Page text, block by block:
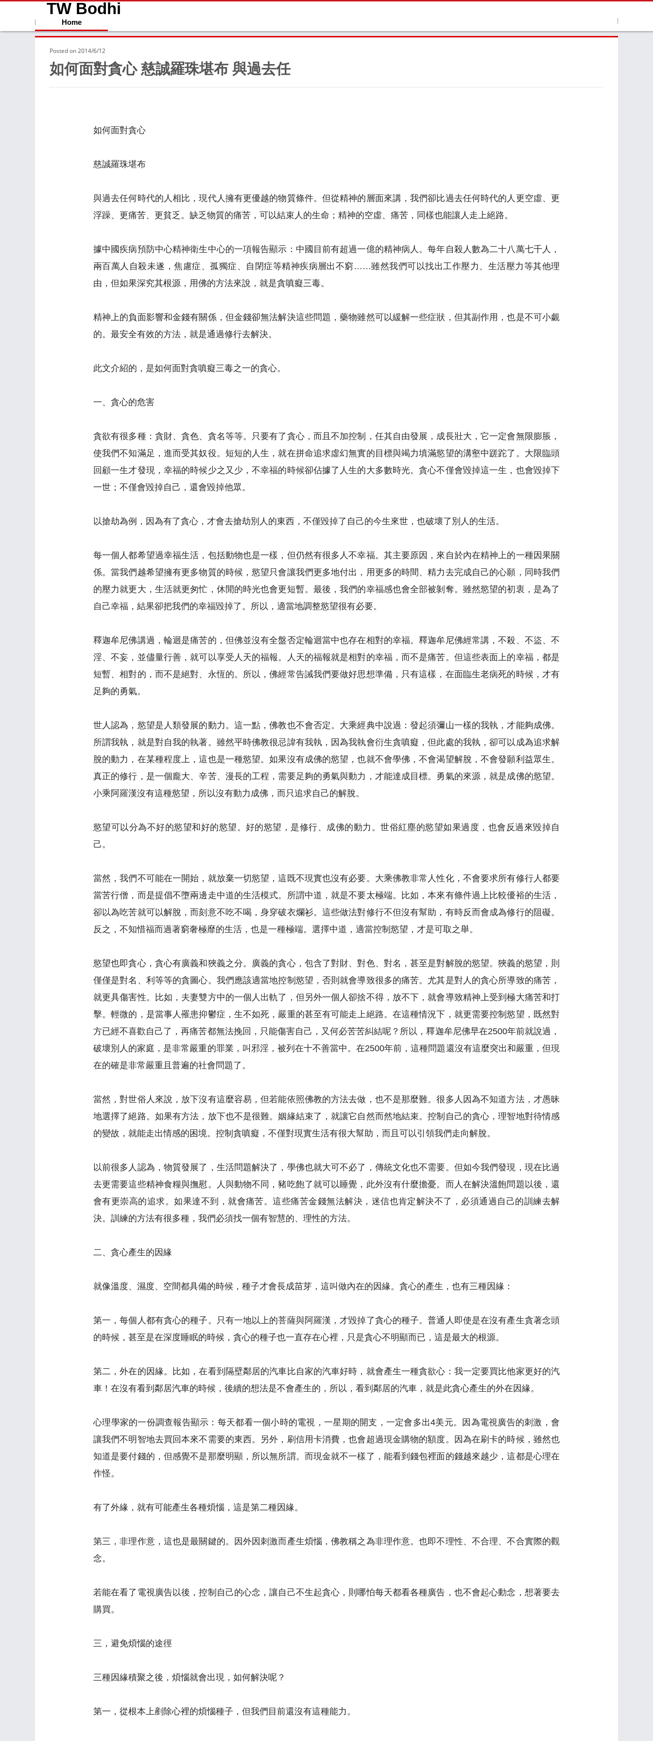
TW Bodhi
Home
Posted on2014/6/12
如何面對貪心 慈誠羅珠堪布 與過去任
如何面對貪心
慈誠羅珠堪布
與過去任何時代的人相比，現代人擁有更優越的物質條件。但從精神的層面來講，我們卻比過去任何時代的人更空虛、更
浮躁、更痛苦、更貧乏。缺乏物質的痛苦，可以結束人的生命；精神的空虛、痛苦，同樣也能讓人走上絕路。
據中國疾病預防中心精神衛生中心的一項報告顯示：中國目前有超過一億的精神病人。每年自殺人數為二十八萬七千人，
兩百萬人自殺未遂，焦慮症、孤獨症、自閉症等精神疾病層出不窮……雖然我們可以找出工作壓力、生活壓力等其他理
由，但如果深究其根源，用佛的方法來說，就是貪嗔癡三毒。
精神上的負面影響和金錢有關係，但金錢卻無法解決這些問題，藥物雖然可以緩解一些症狀，但其副作用，也是不可小覷
的。最安全有效的方法，就是通過修行去解決。
此文介紹的，是如何面對貪嗔癡三毒之一的貪心。
一、貪心的危害
貪欲有很多種：貪財、貪色、貪名等等。只要有了貪心，而且不加控制，任其自由發展，成長壯大，它一定會無限膨脹，
使我們不知滿足，進而受其奴役。短短的人生，就在拼命追求虛幻無實的目標與竭力填滿慾望的溝壑中蹉跎了。大限臨頭
回顧一生才發現，幸福的時候少之又少，不幸福的時候卻佔據了人生的大多數時光。貪心不僅會毀掉這一生，也會毀掉下
一世；不僅會毀掉自己，還會毀掉他眾。
以搶劫為例，因為有了貪心，才會去搶劫別人的東西，不僅毀掉了自己的今生來世，也破壞了別人的生活。
每一個人都希望過幸福生活，包括動物也是一樣，但仍然有很多人不幸福。其主要原因，來自於內在精神上的一種因果關
係。當我們越希望擁有更多物質的時候，慾望只會讓我們更多地付出，用更多的時間、精力去完成自己的心願，同時我們
的壓力就更大，生活就更匆忙，休閒的時光也會更短暫。最後，我們的幸福感也會全部被剝奪。雖然慾望的初衷，是為了
自己幸福，結果卻把我們的幸福毀掉了。所以，適當地調整慾望很有必要。
釋迦牟尼佛講過，輪迴是痛苦的，但佛並沒有全盤否定輪迴當中也存在相對的幸福。釋迦牟尼佛經常講，不殺、不盜、不
淫、不妄，並儘量行善，就可以享受人天的福報。人天的福報就是相對的幸福，而不是痛苦。但這些表面上的幸福，都是
短暫、相對的，而不是絕對、永恆的。所以，佛經常告誡我們要做好思想準備，只有這樣，在面臨生老病死的時候，才有
足夠的勇氣。
世人認為，慾望是人類發展的動力。這一點，佛教也不會否定。大乘經典中說過：發起須彌山一樣的我執，才能夠成佛。
所謂我執，就是對自我的執著。雖然平時佛教很忌諱有我執，因為我執會衍生貪嗔癡，但此處的我執，卻可以成為追求解
脫的動力，在某種程度上，這也是一種慾望。如果沒有成佛的慾望，也就不會學佛，不會渴望解脫，不會發願利益眾生。
真正的修行，是一個龐大、辛苦、漫長的工程，需要足夠的勇氣與動力，才能達成目標。勇氣的來源，就是成佛的慾望。
小乘阿羅漢沒有這種慾望，所以沒有動力成佛，而只追求自己的解脫。
慾望可以分為不好的慾望和好的慾望。好的慾望，是修行、成佛的動力。世俗紅塵的慾望如果過度，也會反過來毀掉自
己。
當然，我們不可能在一開始，就放棄一切慾望，這既不現實也沒有必要。大乘佛教非常人性化，不會要求所有修行人都要
當苦行僧，而是提倡不墮兩邊走中道的生活模式。所謂中道，就是不要太極端。比如，本來有條件過上比較優裕的生活，
卻以為吃苦就可以解脫，而刻意不吃不喝，身穿破衣爛衫。這些做法對修行不但沒有幫助，有時反而會成為修行的阻礙。
反之，不知惜福而過著窮奢極靡的生活，也是一種極端。選擇中道，適當控制慾望，才是可取之舉。
慾望也即貪心，貪心有廣義和狹義之分。廣義的貪心，包含了對財、對色、對名，甚至是對解脫的慾望。狹義的慾望，則
僅僅是對名、利等等的貪圖心。我們應該適當地控制慾望，否則就會導致很多的痛苦。尤其是對人的貪心所導致的痛苦，
就更具傷害性。比如，夫妻雙方中的一個人出軌了，但另外一個人卻捨不得，放不下，就會導致精神上受到極大痛苦和打
擊。輕微的，是當事人罹患抑鬱症，生不如死，嚴重的甚至有可能走上絕路。在這種情況下，就更需要控制慾望，既然對
方已經不喜歡自己了，再痛苦都無法挽回，只能傷害自己，又何必苦苦糾結呢？所以，釋迦牟尼佛早在2500年前就說過，
破壞別人的家庭，是非常嚴重的罪業，叫邪淫，被列在十不善當中。在2500年前，這種問題還沒有這麼突出和嚴重，但現
在的確是非常嚴重且普遍的社會問題了。
當然，對世俗人來說，放下沒有這麼容易，但若能依照佛教的方法去做，也不是那麼難。很多人因為不知道方法，才愚昧
地選擇了絕路。如果有方法，放下也不是很難。姻緣結束了，就讓它自然而然地結束。控制自己的貪心，理智地對待情感
的變故，就能走出情感的困境。控制貪嗔癡，不僅對現實生活有很大幫助，而且可以引領我們走向解脫。
以前很多人認為，物質發展了，生活問題解決了，學佛也就大可不必了，傳統文化也不需要。但如今我們發現，現在比過
去更需要這些精神食糧與撫慰。人與動物不同，豬吃飽了就可以睡覺，此外沒有什麼擔憂。而人在解決溫飽問題以後，還
會有更崇高的追求。如果達不到，就會痛苦。這些痛苦金錢無法解決，迷信也肯定解決不了，必須通過自己的訓練去解
決。訓練的方法有很多種，我們必須找一個有智慧的、理性的方法。
二、貪心產生的因緣
就像溫度、濕度、空間都具備的時候，種子才會長成苗芽，這叫做內在的因緣。貪心的產生，也有三種因緣：
第一，每個人都有貪心的種子。只有一地以上的菩薩與阿羅漢，才毀掉了貪心的種子。普通人即使是在沒有產生貪著念頭
的時候，甚至是在深度睡眠的時候，貪心的種子也一直存在心裡，只是貪心不明顯而已，這是最大的根源。
第二，外在的因緣。比如，在看到隔壁鄰居的汽車比自家的汽車好時，就會產生一種貪欲心：我一定要買比他家更好的汽
車！在沒有看到鄰居汽車的時候，後續的想法是不會產生的，所以，看到鄰居的汽車，就是此貪心產生的外在因緣。
心理學家的一份調查報告顯示：每天都看一個小時的電視，一星期的開支，一定會多出4美元。因為電視廣告的刺激，會
讓我們不明智地去買回本來不需要的東西。另外，刷信用卡消費，也會超過現金購物的額度。因為在刷卡的時候，雖然也
知道是要付錢的，但感覺不是那麼明顯，所以無所謂。而現金就不一樣了，能看到錢包裡面的錢越來越少，這都是心理在
作怪。
有了外緣，就有可能產生各種煩惱，這是第二種因緣。
第三，非理作意，這也是最關鍵的。因外因刺激而產生煩惱，佛教稱之為非理作意。也即不理性、不合理、不合實際的觀
念。
若能在看了電視廣告以後，控制自己的心念，讓自己不生起貪心，則哪怕每天都看各種廣告，也不會起心動念，想著要去
購買。
三，避免煩惱的途徑
三種因緣積聚之後，煩惱就會出現，如何解決呢？
第一，從根本上剷除心裡的煩惱種子，但我們目前還沒有這種能力。